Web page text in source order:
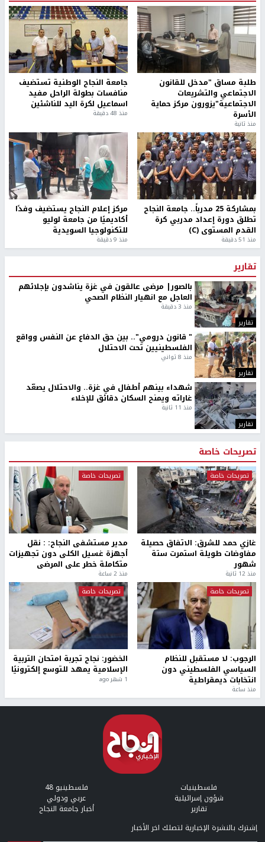
طلبة مساق "مدخل للقانون
الاجتماعي والتشريعات
الاجتماعية"يزورون مركز حماية
الأسرة
منذ ثانية
جامعة النجاح الوطنية تستضيف
منافسات بطولة الراحل مفيد
اسماعيل لكرة اليد للناشئين
منذ 48 دقيقة
بمشاركة 25 مدرباً.. جامعة النجاح
تطلق دورة إعداد مدربي كرة
القدم المستوى (C)
منذ 51 دقيقة
مركز إعلام النجاح يستضيف وفدًا
أكاديميًا من جامعة لوليو
للتكنولوجيا السويدية
منذ 9 دقيقة
تقارير
تقارير
بالصور| مرضى عالقون في غزة يناشدون بإجلائهم
العاجل مع انهيار النظام الصحي
منذ 3 دقيقة
تقارير
" قانون درومي".. بين حق الدفاع عن النفس وواقع
الفلسطينيين تحت الاحتلال
منذ 8 ثواني
تقارير
شهداء بينهم أطفال في غزة.. والاحتلال يصعّد
غاراته ويمنح السكان دقائق للإخلاء
منذ 11 ثانية
تصريحات خاصة
تصريحات خاصة
غازي حمد للشرق: الاتفاق حصيلة
مفاوضات طويلة استمرت ستة
شهور
منذ 12 ثانية
تصريحات خاصة
مدير مستشفى النجاح: : نقل
أجهزة غسيل الكلى دون تجهيزات
متكاملة خطر على المرضى
منذ 2 ساعة
تصريحات خاصة
الرجوب: لا مستقبل للنظام
السياسي الفلسطيني دون
انتخابات ديمقراطية
منذ ساعة
تصريحات خاصة
الخضور: نجاح تجربة امتحان التربية
الإسلامية يمهد للتوسع إلكترونيًا
1 شهر ago
فلسطينيات فلسطينيو 48
شؤون إسرائيلية عربي ودولي
تقارير
أخبار جامعة النجاح
إشترك بالنشرة الإخبارية لتصلك اخر الأخبار